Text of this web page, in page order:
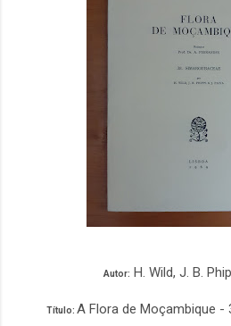
Autor: H. Wild, J. B.
Título: A Flora de Moçambique -